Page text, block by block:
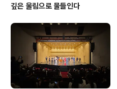
깊은 울림으로 물들인다